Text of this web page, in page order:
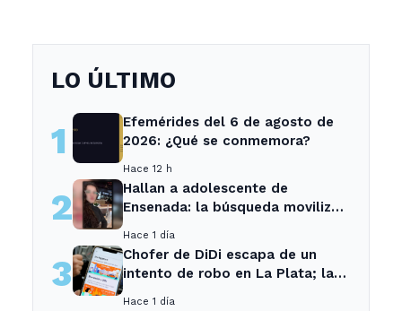
LO ÚLTIMO
1
Efemérides del 6 de agosto de
2026: ¿Qué se conmemora?
Hace 12 h
2
Hallan a adolescente de
Ensenada: la búsqueda movilizó
Hace 1 día
3
Chofer de DiDi escapa de un
intento de robo en La Plata; la
Hace 1 día